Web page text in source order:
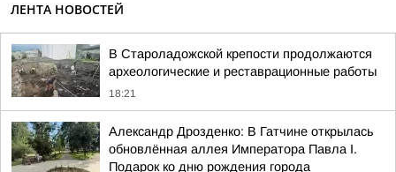
ЛЕНТА НОВОСТЕЙ
В Староладожской крепости продолжаются
археологические и реставрационные работы
18:21
Александр Дрозденко: В Гатчине открылась
обновлённая аллея Императора Павла I.
Подарок ко дню рождения города